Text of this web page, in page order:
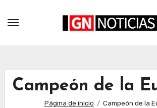
Campeón de la
Página de inicio Campeón de la